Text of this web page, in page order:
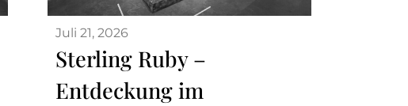
Juli 21, 2026
Sterling Ruby –
Entdeckung im